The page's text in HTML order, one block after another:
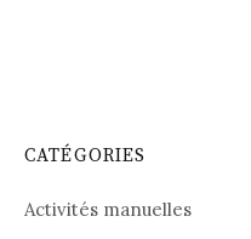
CATÉGORIES
Activités manuelles